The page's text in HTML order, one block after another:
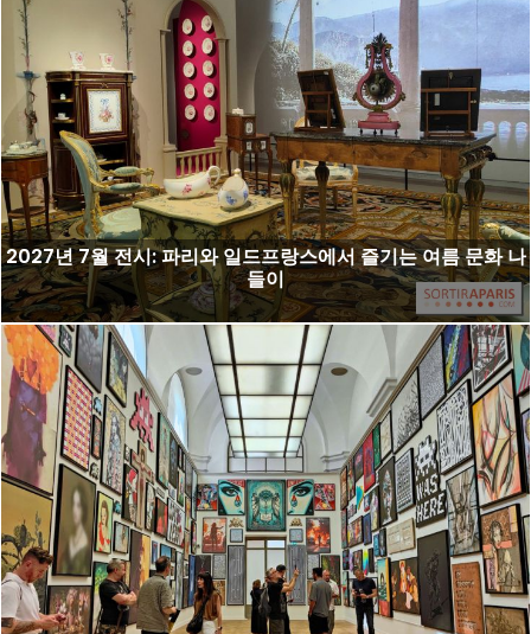
2027년 7월 전시: 파리와 일드프랑스에서 즐기는 여름 문화 나
들이